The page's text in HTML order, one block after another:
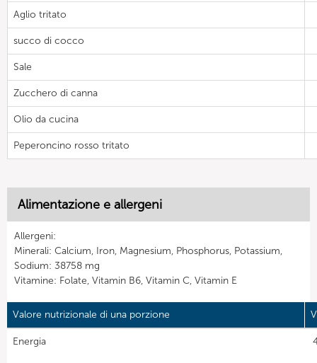
Aglio tritato
succo di cocco
Sale
Zucchero di canna
Olio da cucina
Peperoncino rosso tritato
Alimentazione e allergeni
Allergeni:
Minerali: Calcium, Iron, Magnesium, Phosphorus, Potassium,
Sodium: 38758 mg
Vitamine: Folate, Vitamin B6, Vitamin C, Vitamin E
Valore nutrizionale di una porzione
Energia